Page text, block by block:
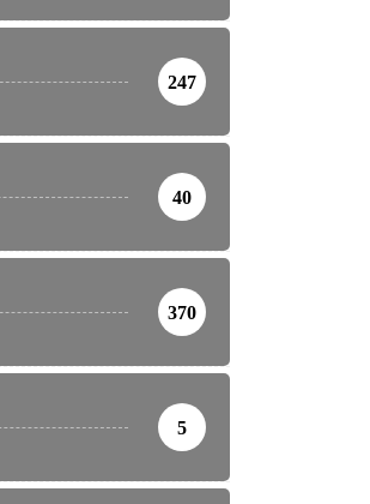
247
40
370
5